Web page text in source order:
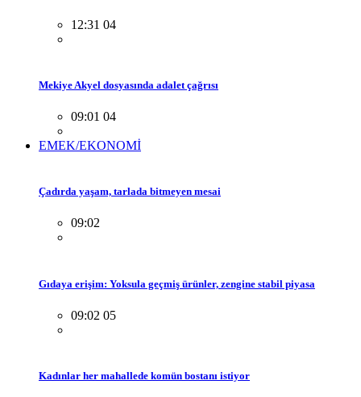
12:31 04
Mekiye Akyel dosyasında adalet çağrısı
09:01 04
EMEK/EKONOMİ
Çadırda yaşam, tarlada bitmeyen mesai
09:02
Gıdaya erişim: Yoksula geçmiş ürünler, zengine stabil piyasa
09:02 05
Kadınlar her mahallede komün bostanı istiyor